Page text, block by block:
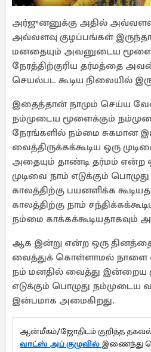
அர்ஜுனனுக்கு அதில்
அவ்வளவு குழப்பங்கள்
மனதையும் அவனுடைய
நேரத்திற்குரிய தர்மத்தை
செயல்பட கூடிய நிலையில்
இதைத்தான் நாமும் செய்ய
நம்முடைய மூளைக்கும்
நேரங்களில் நம்மை சுகமான
வைத்திருக்கக்கூடிய ஒரு
அதையும் தாண்டி தர்மம் என்ற
முடிவை நாம் எடுக்கும்
காலத்திற்கு பயனளிக்க
காலத்திற்கு நாம்
நம்மை காக்கக்கூடியதாகவும்
ஆக இன்று என்ற ஒரு தினத்தை
வைத்துக் கொள்ளாமல் நாளை
நம் மனதில் வைத்து இன்றைய
எடுக்கும் பொழுது நம்முடைய
இன்பமாக அமைகிறது.
ஆன்மீகம்/ஜோதிடம் குறித்த
வாட்ஸ் அப் குழுவில் இணைந்து